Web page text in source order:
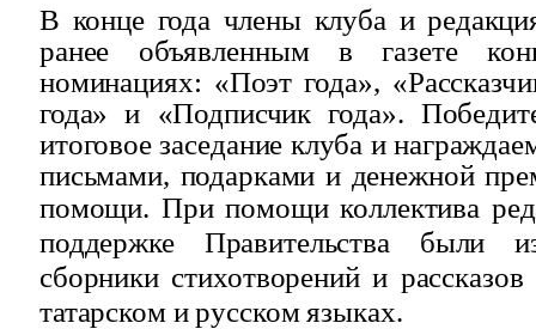
В конце года члены клуба и
ранее объявленным в газете
номинациях: «Поэт года»,
года» и «Подписчик года».
итоговое заседание клуба и
письмами, подарками и денежной
помощи. При помощиколлектива
поддержке Правительства были
сборники стихотворений и
татарском и русском языках.